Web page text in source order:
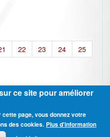
22 23 24
25
droits réservés - Mentions légales
ce site pour améliorer
page, vous donnez votre
des cookies. Plus d'information